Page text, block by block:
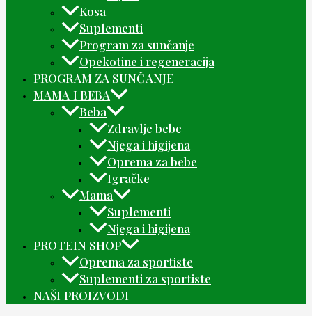
Kosa
Suplementi
Program za sunčanje
Opekotine i regeneracija
PROGRAM ZA SUNČANJE
MAMA I BEBA
Beba
Zdravlje bebe
Njega i higijena
Oprema za bebe
Igračke
Mama
Suplementi
Njega i higijena
PROTEIN SHOP
Oprema za sportiste
Suplementi za sportiste
NAŠI PROIZVODI